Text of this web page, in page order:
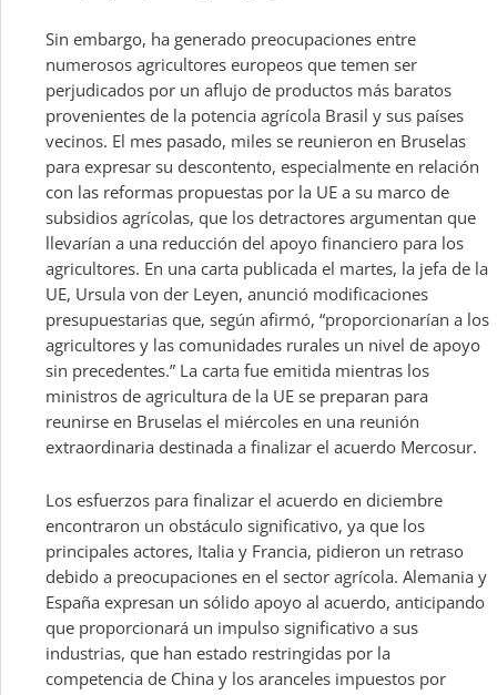
Sin embargo, ha generado preocupaciones entre
numerosos agricultores europeos que temen ser
perjudicados por un aflujo de productos más baratos
provenientes de la potencia agrícola Brasil y sus países
vecinos. El mes pasado, miles se reunieron en Bruselas
para expresar su descontento, especialmente en relación
con las reformas propuestas por la UE a su marco de
subsidios agrícolas, que los detractores argumentan que
llevarían a una reducción del apoyo financiero para los
agricultores. En una carta publicada el martes, la jefa de la
UE, Ursula von der Leyen, anunció modificaciones
presupuestarias que, según afirmó, “proporcionarían a los
agricultores y las comunidades rurales un nivel de apoyo
sin precedentes.” La carta fue emitida mientras los
ministros de agricultura de la UE se preparan para
reunirse en Bruselas el miércoles en una reunión
extraordinaria destinada a finalizar el acuerdo Mercosur.
Los esfuerzos para finalizar el acuerdo en diciembre
encontraron un obstáculo significativo, ya que los
principales actores, Italia y Francia, pidieron un retraso
debido a preocupaciones en el sector agrícola. Alemania y
España expresan un sólido apoyo al acuerdo, anticipando
que proporcionará un impulso significativo a sus
industrias, que han estado restringidas por la
competencia de China y los aranceles impuestos por